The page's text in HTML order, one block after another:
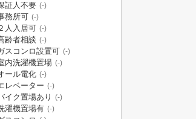
証人不要 (-)
務所可 (-)
人入居可 (-)
齢者相談 (-)
スコンロ設置可 (-)
内洗濯機置場 (-)
ール電化 (-)
レベーター (-)
イク置場あり (-)
濯機置場有 (-)